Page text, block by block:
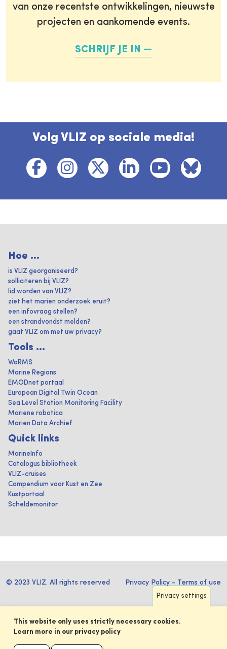
van onze recentste ontwikkelingen, nieuwste
projecten en aankomende events.
SCHRIJF JE IN
Volg VLIZ op sociale media!
Hoe ...
is VLIZ georganiseerd?
solliciteren bij VLIZ?
lid worden van VLIZ?
ziet het marien onderzoek eruit?
een infovraag stellen?
een strandvondst melden?
gaat VLIZ om met uw privacy?
Tools ...
WoRMS
Marine Regions
EMODnet portaal
European Digital Twin Ocean
Sea Level Station Monitoring Facility
Mariene robotica
Marien Data Archief
Quick links
MarineInfo
Catalogus bibliotheek
VLIZ-cruises
Compendium voor Kust en Zee
Kustportaal
Scheldemonitor
© 2023 VLIZ. All rights reserved Privacy Policy - Terms of use
Privacy settings
This website only uses strictly necessary cookies.
Learn more in our privacy policy